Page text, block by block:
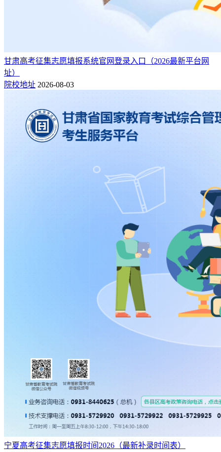
甘肃高考征集志愿填报系统官网登录入口（2026最新平台网
址）
院校地址 2026-08-03
宁夏高考征集志愿填报时间2026（最新补录时间表）